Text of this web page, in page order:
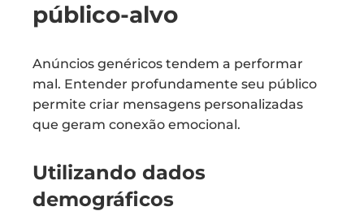
público-alvo
Anúncios genéricos tendem a performar
mal. Entender profundamente seu público
permite criar mensagens personalizadas
que geram conexão emocional.
Utilizando dados
demográficos